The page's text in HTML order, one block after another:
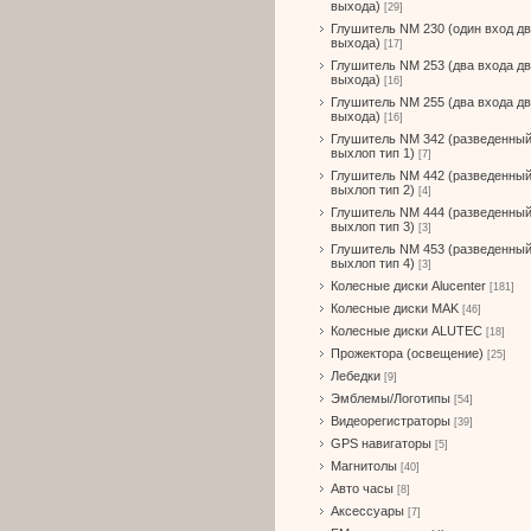
выхода) [29]
Глушитель NM 230 (один вход
выхода) [17]
Глушитель NM 253 (два входа
выхода) [16]
Глушитель NM 255 (два входа
выхода) [16]
Глушитель NM 342 (разведенный
выхлоп тип 1) [7]
Глушитель NM 442 (разведенный
выхлоп тип 2) [4]
Глушитель NM 444 (разведенный
выхлоп тип 3) [3]
Глушитель NM 453 (разведенный
выхлоп тип 4) [3]
Колесные диски Alucenter [181]
Колесные диски MAK [46]
Колесные диски ALUTEC [18]
Прожектора (освещение) [25]
Лебедки [9]
Эмблемы/Логотипы [54]
Видеорегистраторы [39]
GPS навигаторы [5]
Магнитолы [40]
Авто часы [8]
Аксессуары [7]